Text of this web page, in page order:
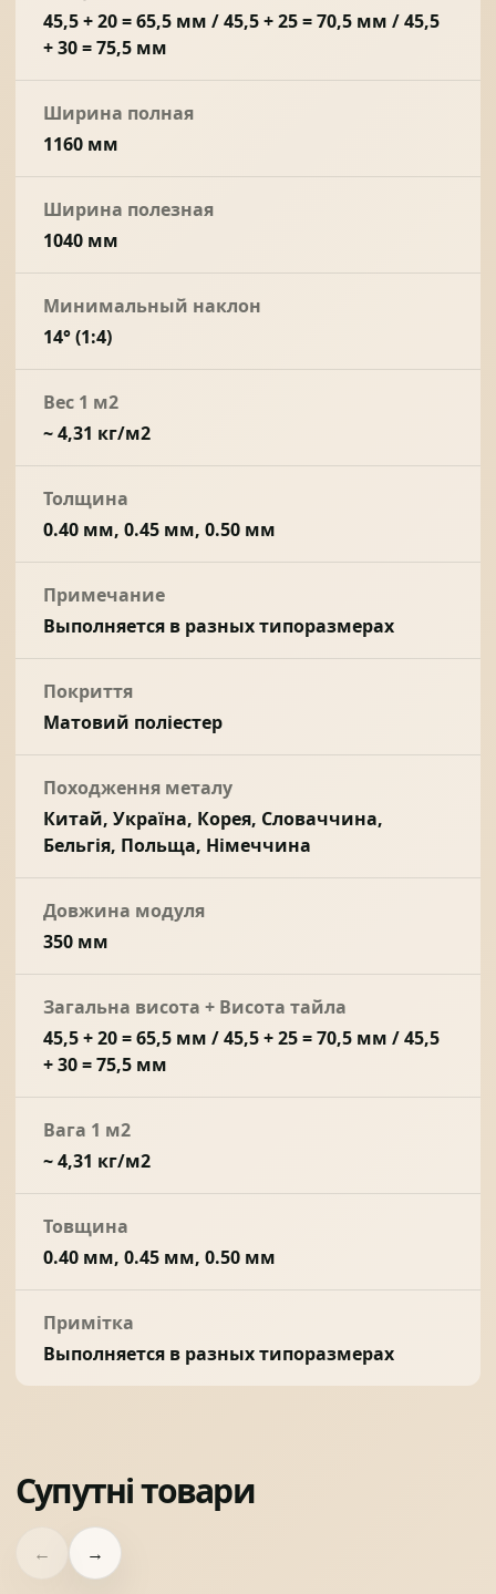
45,5 + 20 = 65,5 мм / 45,5 + 25 = 70,5 мм / 45,5
+ 30 = 75,5 мм
Ширина полная
1160 мм
Ширина полезная
1040 мм
Минимальный наклон
14° (1:4)
Вес 1 м2
~ 4,31 кг/м2
Толщина
0.40 мм, 0.45 мм, 0.50 мм
Примечание
Выполняется в разных типоразмерах
Покриття
Матовий поліестер
Походження металу
Китай, Україна, Корея, Словаччина,
Бельгія, Польща, Німеччина
Довжина модуля
350 мм
Загальна висота + Висота тайла
45,5 + 20 = 65,5 мм / 45,5 + 25 = 70,5 мм / 45,5
+ 30 = 75,5 мм
Вага 1 м2
~ 4,31 кг/м2
Товщина
0.40 мм, 0.45 мм, 0.50 мм
Примітка
Выполняется в разных типоразмерах
Супутні товари
← →